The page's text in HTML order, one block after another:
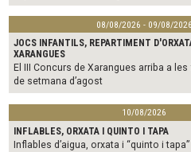
08/08/2026 - 09/08/2026
JOCS INFANTILS, REPARTIMENT
XARANGUES
El III Concurs de Xarangues arriba a
de setmana d’agost
10/08/2026
INFLABLES, ORXATA I QUINTO I TAPA
Inflables d’aigua, orxata i “quinto i